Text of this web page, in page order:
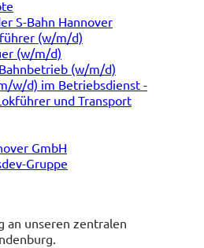
S-Bahn Hannover
(w/m/d)
(w/m/d)
(w/m/d)
w/d) im Betriebsdienst -
und Transport
GmbH
Gruppe
unseren zentralen